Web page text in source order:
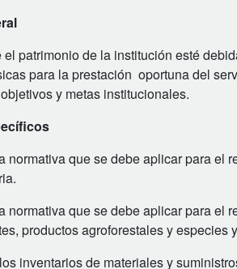
el patrimonio de la institución esté
para la prestación oportuna del
y metas institucionales.
normativa que se debe aplicar para el
normativa que se debe aplicar para el
productos agroforestales y
inventarios de materiales y